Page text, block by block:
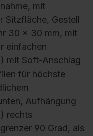
mit
Sitzfläche, Gestell
30 x 30 mm, mit
einfachen
mit Soft-Anschlag
für höchste
Aufhängung
rechts
90 Grad, als